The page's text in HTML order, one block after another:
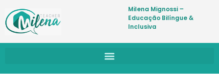
Milena Mignossi –
Educação Bilíngue &
Inclusiva